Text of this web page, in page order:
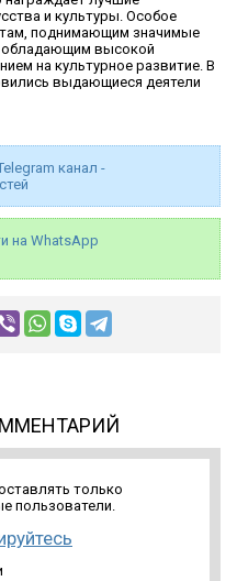
и культуры. Особое
поднимающим значимые
обладающим высокой
на культурное развитие. В
выдающиеся деятели
канал -
на WhatsApp
только
пользователи.